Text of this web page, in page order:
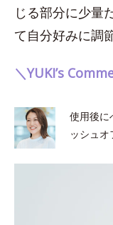
じる部分に少量
て自分好みに調
＼YUKI’s
使用後に
ッシュオ